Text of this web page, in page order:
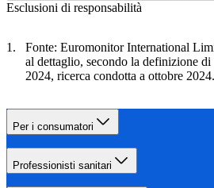
Esclusioni di responsabilità
Fonte: Euromonitor International
al dettaglio, secondo la definizione
2024, ricerca condotta a ottobre 2024.
Per i consumatori
Professionisti sanitari